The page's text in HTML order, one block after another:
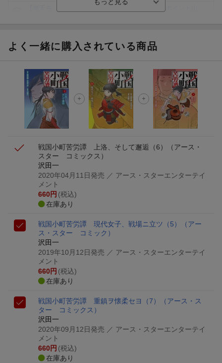
ト山分け
エントリー＆3,000円以上購入で無料データSIM（3GB/月プ
ラン）が当たる！
楽天モバイル紹介キャンペーンの拡散で300円OFFクーポン
進呈
よく一緒に購入されている商品
戦国小町苦労譚 上洛、そして邂逅（6）
（アース・
スター コミックス）
沢田一
2020年04月11日発売 ／ アース・スターエンターテイ
メント
660円 (税込)
在庫あり
戦国小町苦労譚 現代女子、戦場ニ立ツ（5）
（アー
ス・スター コミック）
沢田一
2019年10月12日発売 ／ アース・スターエンターテイ
メント
660円 (税込)
在庫あり
戦国小町苦労譚 重鎮ヲ懐柔セヨ（7）
（アース・ス
ター コミックス）
沢田一
2020年09月12日発売 ／ アース・スターエンターテイ
メント
660円 (税込)
在庫あり